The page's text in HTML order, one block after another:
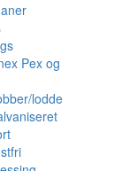
Pex og
lodde